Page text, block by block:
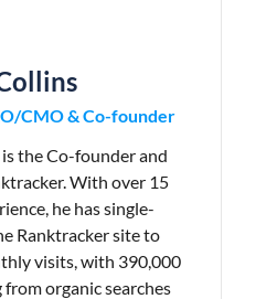
CMO & Co-founder
the Co-founder and
With over 15
he has single-
Ranktracker site to
visits, with 390,000
organic searches